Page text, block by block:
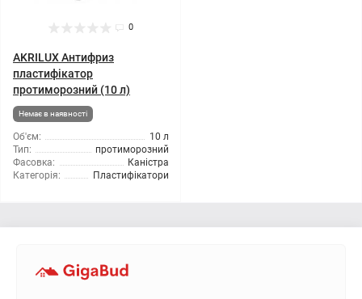
0
AKRILUX Антифриз
пластифікатор
протиморозний (10 л)
Немає в наявності
Об'єм:
10 л
Тип:
протиморозний
Фасовка:
Каністра
Категорія:
Пластифікатори